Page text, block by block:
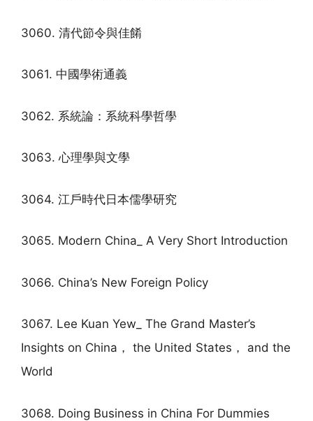
3060. 清代節令與佳餚
3061. 中國學術通義
3062. 系統論：系統科學哲學
3063. 心理學與文學
3064. 江戶時代日本儒學研究
3065. Modern China_ A Very Short Introduction
3066. China’s New Foreign Policy
3067. Lee Kuan Yew_ The Grand Master’s
Insights on China， the United States， and the
World
3068. Doing Business in China For Dummies